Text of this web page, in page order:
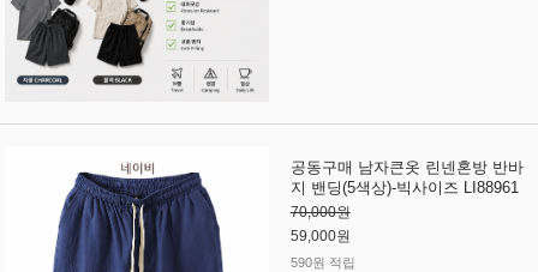
공동구매 남자큰옷 린넨혼방 반바
지 밴딩(5색상)-빅사이즈 LI88961
70,000원
59,000원
590원 적립